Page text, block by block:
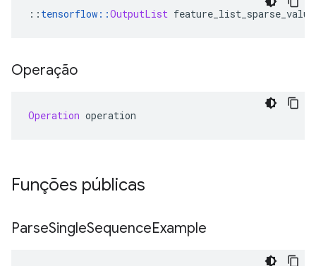
:: tensorflow ::OutputList
Operação
Operation operation
Funções públicas
ParseSingleSequenceExample